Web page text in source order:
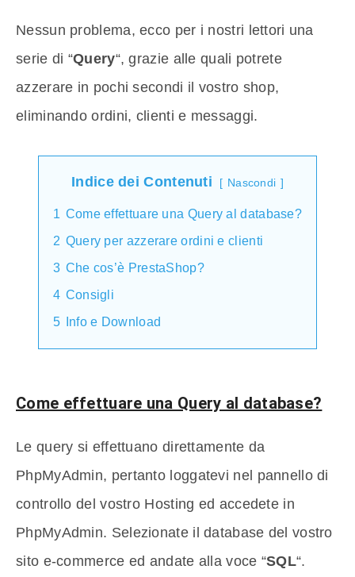
Nessun problema, ecco per i nostri lettori una
serie di “Query“, grazie alle quali potrete
azzerare in pochi secondi il vostro shop,
eliminando ordini, clienti e messaggi.
Indice dei Contenuti Nascondi
1 Come effettuare una Query al database?
2 Query per azzerare ordini e clienti
3 Che cos’è PrestaShop?
4 Consigli
5 Info e Download
Come effettuare una Query al database?
Le query si effettuano direttamente da
PhpMyAdmin, pertanto loggatevi nel pannello di
controllo del vostro Hosting ed accedete in
PhpMyAdmin. Selezionate il database del vostro
sito e-commerce ed andate alla voce “SQL“.